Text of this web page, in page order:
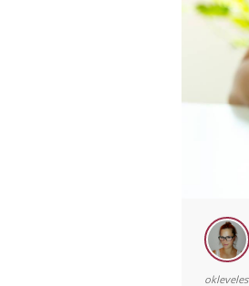
okleveles